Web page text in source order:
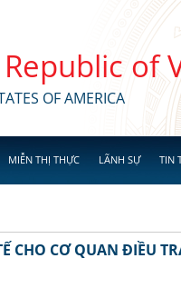
of
OF AMERICA
MIỄN THỊ THỰC LÃNH SỰ TIN
CHO CƠ QUAN ĐIỀU